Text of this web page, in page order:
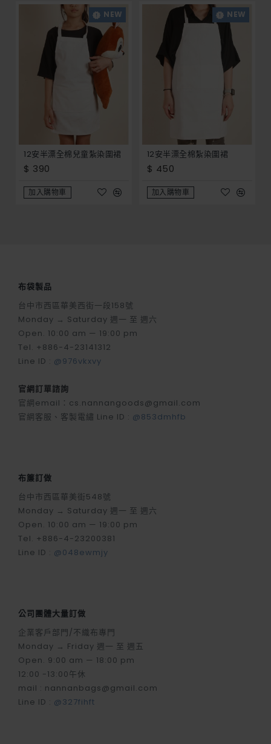
NEW
12安半漂全棉兒童紮染圍裙
$ 390
加入購物車
NEW
12安半漂全棉紮染圍裙
$ 450
加入購物車
布袋製品
台中市西區華美西街一段158號
Monday → Saturday 週一 至 週六
Open. 10:00 am — 19:00 pm
Tel. +886-4-23141312
Line ID : @976vkxvy
官網訂單諮詢
官網email：cs.nannangoods@gmail.com
官網客服、客製電繡 Line ID : @853dmhfb
布簾訂做
台中市西區華美街548號
Monday → Saturday 週一 至 週六
Open. 10:00 am — 19:00 pm
Tel. +886-4-23200381
Line ID : @048ewmjy
公司團體大量訂做
企業客戶部門/不織布專門
Monday → Friday 週一 至 週五
Open. 9:00 am — 18:00 pm
12:00 -13:00午休
mail : nannanbags@gmail.com
Line ID : @327fihft